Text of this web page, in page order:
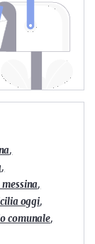
,
,
,
oggi,
comunale,